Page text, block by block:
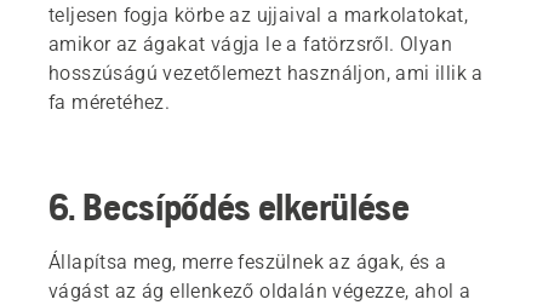
teljesen fogja körbe az ujjaival a markolatokat,
amikor az ágakat vágja le a fatörzsről. Olyan
hosszúságú vezetőlemezt használjon, ami illik a
fa méretéhez.
6. Becsípődés elkerülése
Állapítsa meg, merre feszülnek az ágak, és a
vágást az ág ellenkező oldalán végezze, ahol a